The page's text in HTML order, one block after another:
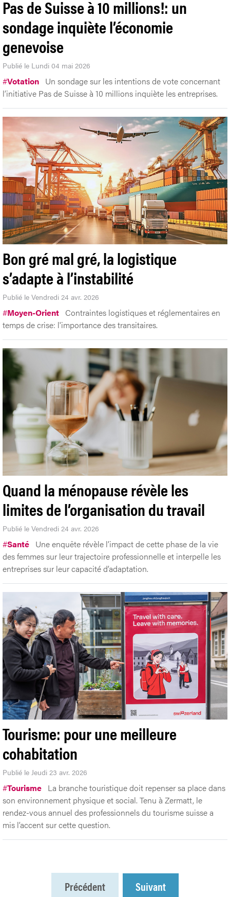
Pas de Suisse à 10 millions!: un
sondage inquiète l’économie
genevoise
Publié le Lundi 04 mai 2026
#Votation Un sondage sur les intentions de vote concernant
l’initiative Pas de Suisse à 10 millions inquiète les entreprises.
Bon gré mal gré, la logistique
s’adapte à l’instabilité
Publié le Vendredi 24 avr. 2026
#Moyen-Orient Contraintes logistiques et réglementaires en
temps de crise: l'importance des transitaires.
Quand la ménopause révèle les
limites de l’organisation du travail
Publié le Vendredi 24 avr. 2026
#Santé Une enquête révèle l’impact de cette phase de la vie
des femmes sur leur trajectoire professionnelle et interpelle les
entreprises sur leur capacité d’adaptation.
Tourisme: pour une meilleure
cohabitation
Publié le Jeudi 23 avr. 2026
#Tourisme La branche touristique doit repenser sa place dans
son environnement physique et social. Tenu à Zermatt, le
rendez-vous annuel des professionnels du tourisme suisse a
mis l’accent sur cette question.
Précédent Suivant